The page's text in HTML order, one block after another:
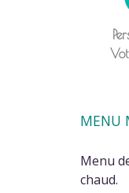
MENU
Menu
chaud.